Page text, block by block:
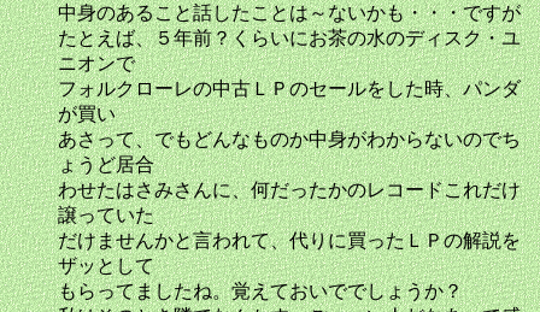
中身のあること話したことは～ないかも・・・ですが
たとえば、５年前？くらいにお茶の水のディスク・ユ
ニオンで
フォルクローレの中古ＬＰのセールをした時、パンダ
が買い
あさって、でもどんなものか中身がわからないのでち
ょうど居合
わせたはさみさんに、何だったかのレコードこれだけ
譲っていた
だけませんかと言われて、代りに買ったＬＰの解説を
ザッとして
もらってましたね。覚えておいででしょうか？